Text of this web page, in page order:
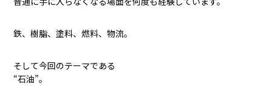
鉄、樹脂、塗料、燃料、物流。
そして今回のテーマである
“石油”。